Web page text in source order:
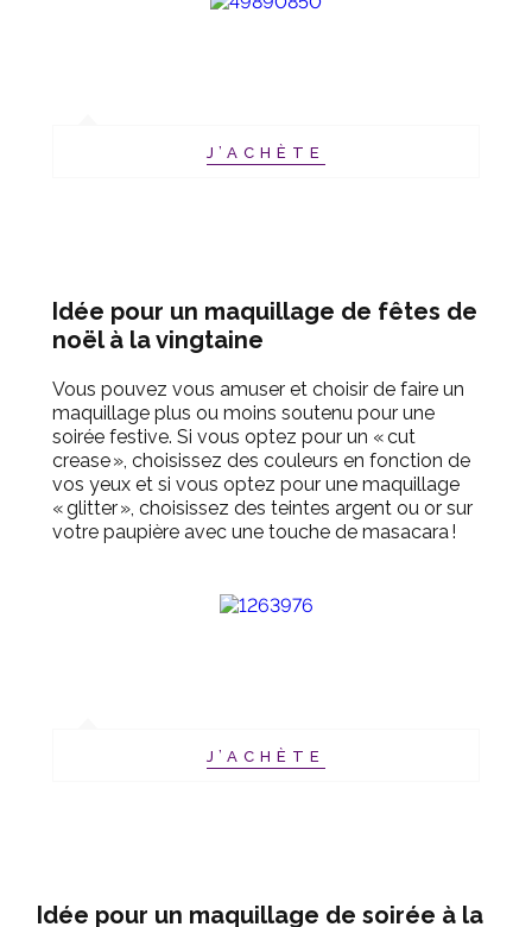
J’ACHÈTE
Idée pour un maquillage de fêtes de
noël à la vingtaine
Vous pouvez vous amuser et choisir de faire un
maquillage plus ou moins soutenu pour une
soirée festive. Si vous optez pour un « cut
crease », choisissez des couleurs en fonction de
vos yeux et si vous optez pour une maquillage
« glitter », choisissez des teintes argent ou or sur
votre paupière avec une touche de masacara !
J’ACHÈTE
Idée pour un maquillage de soirée à la